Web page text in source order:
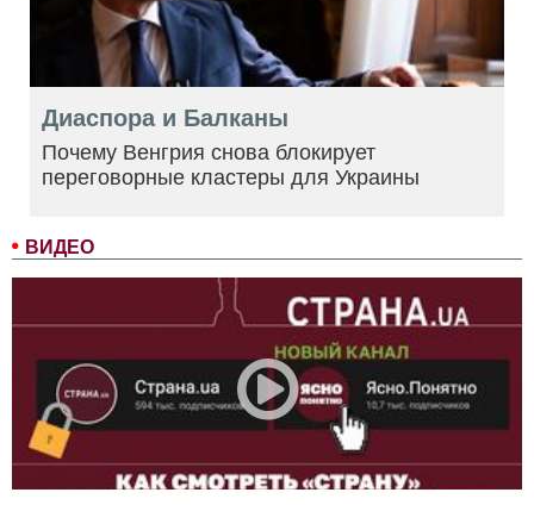
ВИДЕО
Диаспора и Балканы
Почему Венгрия снова блокирует
переговорные кластеры для Украины